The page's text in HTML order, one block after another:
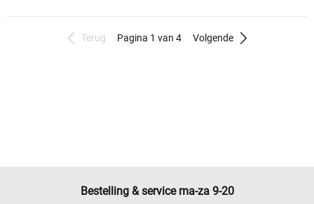
Terug Pagina 1 van 4 Volgende
Bestelling & service ma-za 9-20